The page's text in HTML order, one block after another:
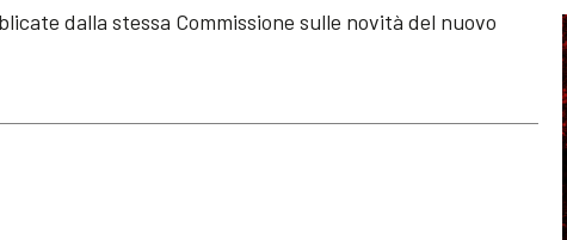
dalla stessa Commissione sulle novità del nuovo